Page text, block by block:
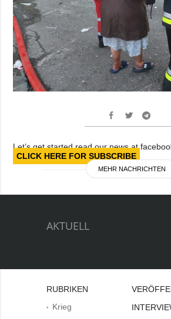
Let’s get started read our news at
CLICK HERE FOR SUBSCRIBE
MEHR NACHRICHTEN
AKTUELL
RUBRIKEN
Krieg